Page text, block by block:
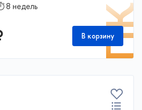
8 недель
В корзину